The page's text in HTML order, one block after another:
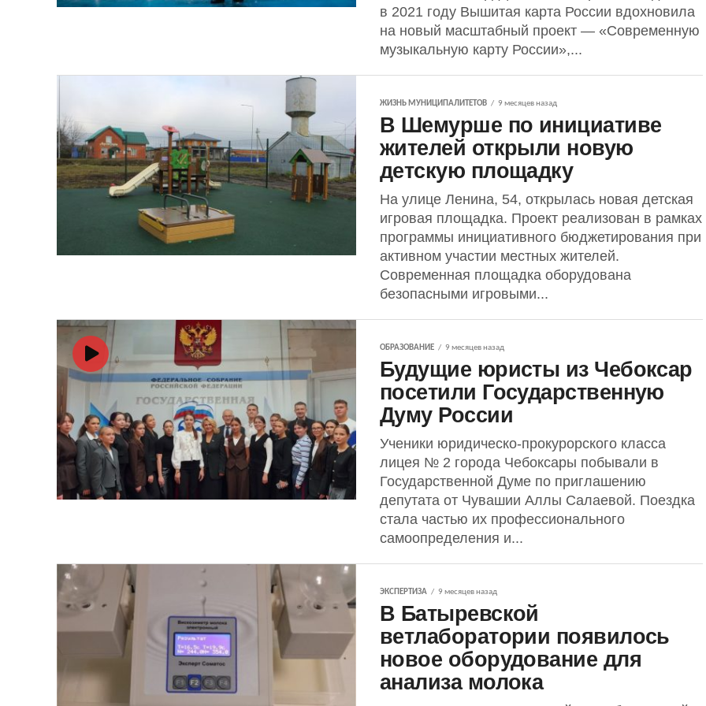
в 2021 году Вышитая карта России вдохновила
на новый масштабный проект — «Современную
музыкальную карту России»,...
ЖИЗНЬ МУНИЦИПАЛИТЕТОВ 9 месяцев назад
В Шемурше по инициативе
жителей открыли новую
детскую площадку
На улице Ленина, 54, открылась новая детская
игровая площадка. Проект реализован в рамках
программы инициативного бюджетирования при
активном участии местных жителей.
Современная площадка оборудована
безопасными игровыми...
ОБРАЗОВАНИЕ 9 месяцев назад
Будущие юристы из Чебоксар
посетили Государственную
Думу России
Ученики юридическо-прокурорского класса
лицея № 2 города Чебоксары побывали в
Государственной Думе по приглашению
депутата от Чувашии Аллы Салаевой. Поездка
стала частью их профессионального
самоопределения и...
ЭКСПЕРТИЗА 9 месяцев назад
В Батыревской
ветлаборатории появилось
новое оборудование для
анализа молока